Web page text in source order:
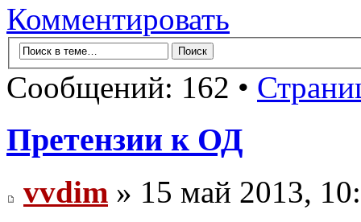
Комментировать
Сообщений: 162 •
Претензии к ОД
vvdim » 15 май 2013,